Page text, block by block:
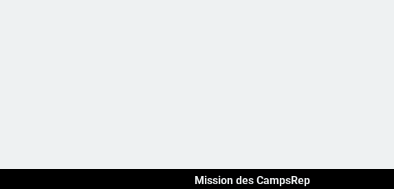
Mission des CampsRep